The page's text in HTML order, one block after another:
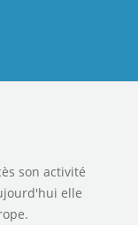
son activité
elle